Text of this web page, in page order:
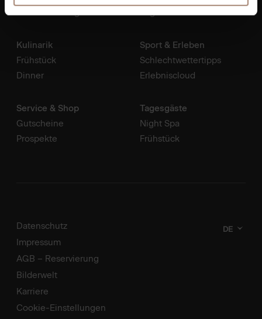
Inklusivleistungen
Yoga & Fitness
Kulinarik
Frühstück
Dinner
Sport & Erleben
Schlechtwettertipps
Erlebniscloud
Service & Shop
Gutscheine
Prospekte
Tagesgäste
Night Spa
Frühstück
DE
Datenschutz
Impressum
AGB – Reservierung
Bilderwelt
Karriere
Cookie-Einstellungen